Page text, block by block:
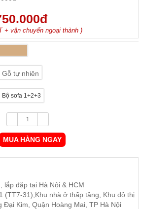
+ vận chuyển ngoại thành )
Gỗ tự nhiên
Bộ sofa 1+2+3
MUA HÀNG NGAY
lắp đặp tại Hà Nội & HCM
(TT7-31),Khu nhà ở thấp tầng, Khu đô thị
Đại Kim, Quận Hoàng Mai, TP Hà Nội